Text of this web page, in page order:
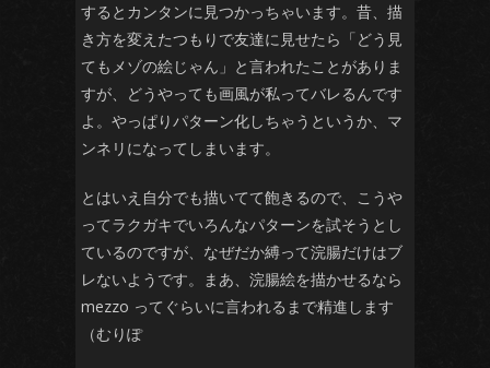
するとカンタンに見つかっちゃいます。昔、描
き方を変えたつもりで友達に見せたら「どう見
てもメゾの絵じゃん」と言われたことがありま
すが、どうやっても画風が私ってバレるんです
よ。やっぱりパターン化しちゃうというか、マ
ンネリになってしまいます。
とはいえ自分でも描いてて飽きるので、こうや
ってラクガキでいろんなパターンを試そうとし
ているのですが、なぜだか縛って浣腸だけはブ
レないようです。まあ、浣腸絵を描かせるなら
mezzo ってぐらいに言われるまで精進します
（むりぽ